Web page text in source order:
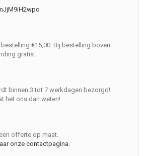
€15,00. Bij bestelling boven
gratis.
binnen 3 tot 7 werkdagen bezorgd!
het ons dan weten!
offerte op maat.
onze contactpagina.